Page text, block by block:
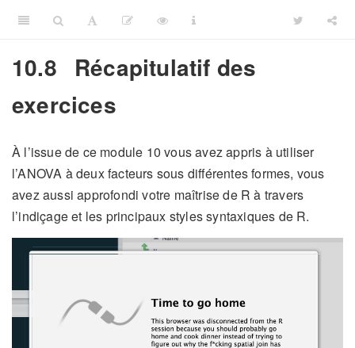
10.8
Récapitulatif des
exercices
À l’issue de ce module 10 vous avez appris à utiliser
l’ANOVA à deux facteurs sous différentes formes, vous
avez aussi approfondi votre maîtrise de R à travers
l’indiçage et les principaux styles syntaxiques de R.